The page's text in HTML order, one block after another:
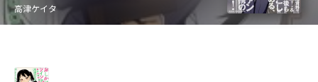
高津ケイタ